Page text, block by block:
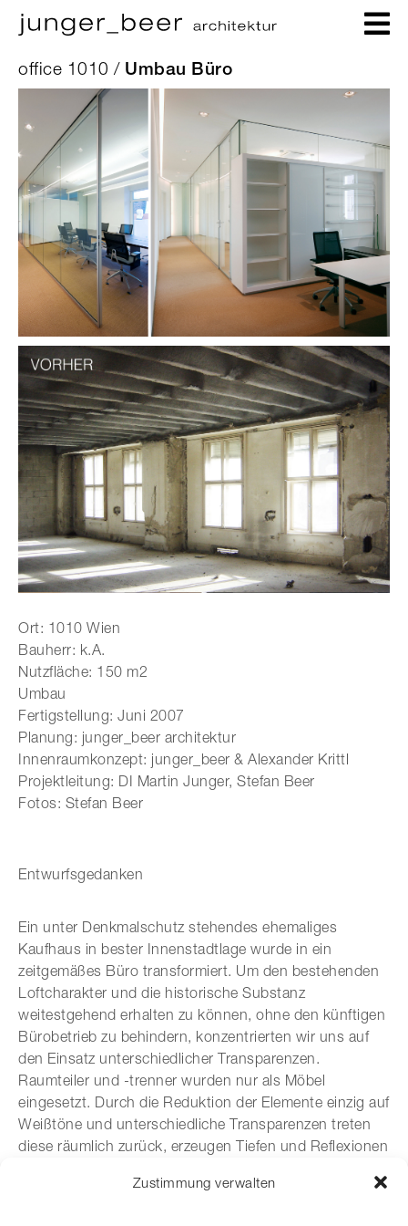
Zustimmung verwalten
office 1010 / Umbau Büro
Ort: 1010 Wien
Bauherr: k.A.
Nutzfläche: 150 m2
Umbau
Fertigstellung: Juni 2007
Planung: junger_beer architektur
Innenraumkonzept: junger_beer & Alexander Krittl
Projektleitung: DI Martin Junger, Stefan Beer
Fotos: Stefan Beer
Entwurfsgedanken
Ein unter Denkmalschutz stehendes ehemaliges
Kaufhaus in bester Innenstadtlage wurde in ein
zeitgemäßes Büro transformiert. Um den bestehenden
Loftcharakter und die historische Substanz
weitestgehend erhalten zu können, ohne den künftigen
Bürobetrieb zu behindern, konzentrierten wir uns auf
den Einsatz unterschiedlicher Transparenzen.
Raumteiler und -trenner wurden nur als Möbel
eingesetzt. Durch die Reduktion der Elemente einzig auf
Weißtöne und unterschiedliche Transparenzen treten
diese räumlich zurück, erzeugen Tiefen und Reflexionen
bestehenden historischen Lofts.